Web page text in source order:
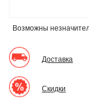
Возможны
Доставка
Скидки